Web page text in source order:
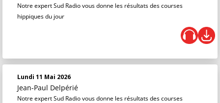
Notre expert Sud Radio vous donne les résultats des courses
hippiques du jour
Lundi 11 Mai 2026
Jean-Paul Delpérié
Notre expert Sud Radio vous donne les résultats des courses